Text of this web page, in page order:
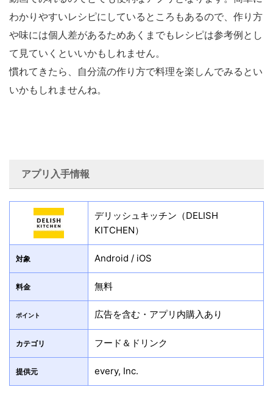
わかりやすいレシピにしているところもあるので、作り方
や味には個人差があるためあくまでもレシピは参考例とし
て見ていくといいかもしれません。
慣れてきたら、自分流の作り方で料理を楽しんでみるとい
いかもしれませんね。
アプリ入手情報
デリッシュキッチン（DELISH
KITCHEN）
対象 Android / iOS
料金 無料
ポイント 広告を含む・アプリ内購入あり
カテゴリ フード＆ドリンク
提供元 every, Inc.